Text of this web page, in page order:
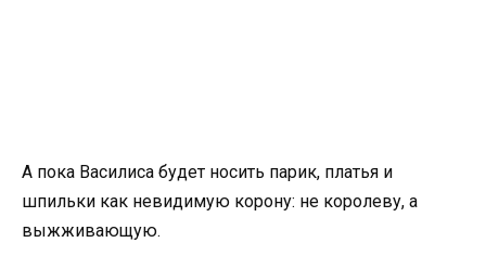
А пока Василиса будет носить парик, платья и
шпильки как невидимую корону: не королеву, а
выжживающую.